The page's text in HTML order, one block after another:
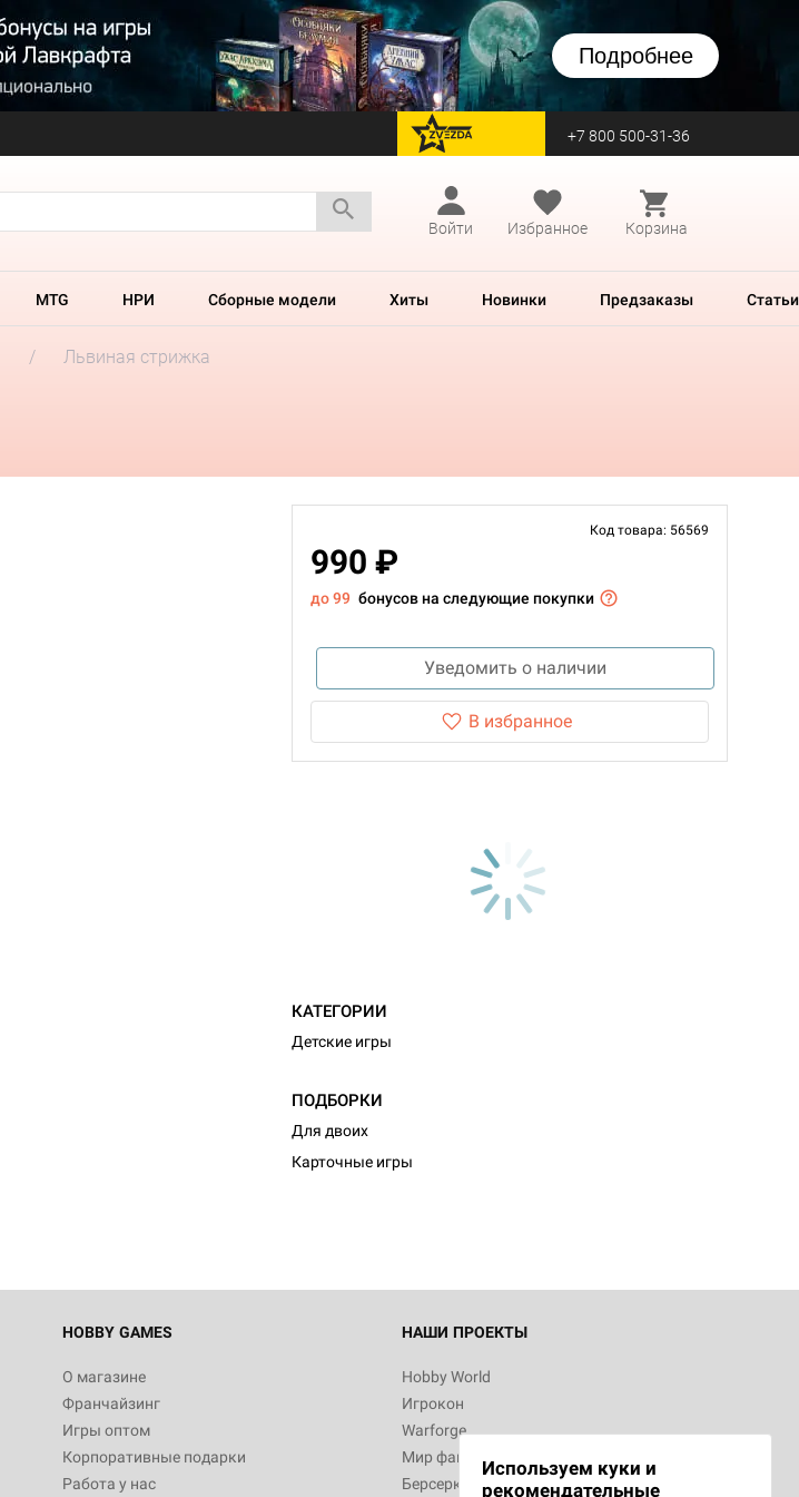
Подробнее
перейти на Zvezda +7 800 500-31-36
Войти
Избранное Корзина
MTG НРИ Сборные модели Хиты Новинки Предзаказы Статьи
Львиная стрижка
Код товара: 56569
990 ₽
до 99 бонусов на следующие покупки
Уведомить о наличии
В избранное
КАТЕГОРИИ
Детские игры
ПОДБОРКИ
Для двоих
Карточные игры
HOBBY GAMES
О магазине
Франчайзинг
Игры оптом
Корпоративные подарки
Работа у нас
НАШИ ПРОЕКТЫ
Hobby World
Игрокон
Warforge
Мир фантастики
Берсерк
Используем куки и
рекомендательные